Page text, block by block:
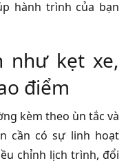
hành trình của bạn
như kẹt xe,
điểm
kèm theo ùn tắc và
cần có sự linh hoạt
chỉnh lịch trình, đổi